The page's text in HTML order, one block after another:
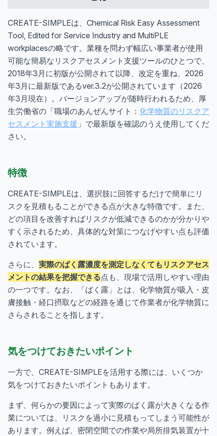
CREATE-SIMPLEは、Chemical Risk Easy Assessment
Tool, Edited for Service Industry and MultiPLE
workplacesの略です。業種を問わず幅広い事業者が使用
可能な簡易なリスクアセスメント支援ツールのひとつで、
2018年3月に初版が公開されて以降、改定を重ね、2026
年3月に最新版であるver.3.2が公開されています（2026
年3月現在）。バージョンアップが随時行われるため、厚
生労働省の「職場のあんぜんサイト： 化学物質のリスクア
セスメント実施支援 」で最新版を確認のうえ使用してくだ
さい。
特徴
CREATE-SIMPLEは、選択肢に回答するだけで簡単にリ
スクを見積もることができる点が大きな特徴です。また、
どの項目を改善すればリスクが低減できるのかが分かりや
すく示されるため、具体的な対策につなげやすい点も評価
されています。
さらに、 実際のばく露濃度を測定しなくてもリスクアセス
メントの結果を把握できる点も、現場で活用しやすい理由
の一つです。なお、「ばく露」とは、化学物質が吸入・皮
膚接触・経口摂取などの経路を通じて作業者が化学物質に
さらされることを指します。
気をつけておきたいポイント
一方で、CREATE-SIMPLEを活用する際には、いくつか
気をつけておきたいポイントもあります。
まず、何らかの要因によって実際のばく露が大きくなる作
業については、リスクを過小に見積もってしまう可能性が
あります。例えば、密閉空間での作業や局所排気装置が十